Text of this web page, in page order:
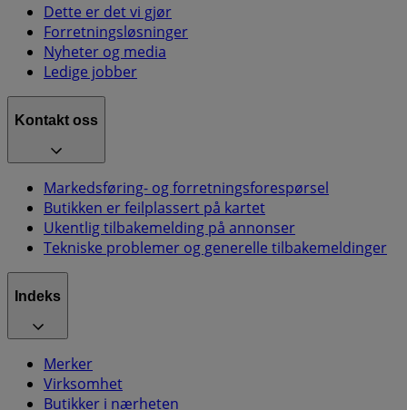
Dette er det vi gjør
Forretningsløsninger
Nyheter og media
Ledige jobber
Kontakt oss
Markedsføring- og forretningsforespørsel
Butikken er feilplassert på kartet
Ukentlig tilbakemelding på annonser
Tekniske problemer og generelle tilbakemeldinger
Indeks
Merker
Virksomhet
Butikker i nærheten